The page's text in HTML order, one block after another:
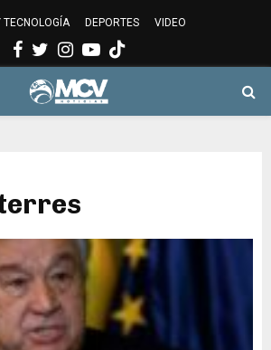
TECNOLOGÍA DEPORTES VIDEO
Facebook
Twitter
Instagram
Youtube